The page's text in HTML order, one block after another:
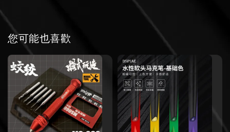
您可能也喜歡